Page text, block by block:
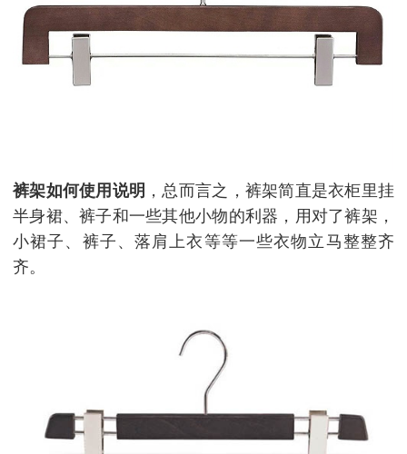
裤架如何使用说明 ，总而言之，裤架简直是衣柜里挂
半身裙、裤子和一些其他小物的利器，用对了裤架，
小裙子、裤子、落肩上衣等等一些衣物立马整整齐
齐。